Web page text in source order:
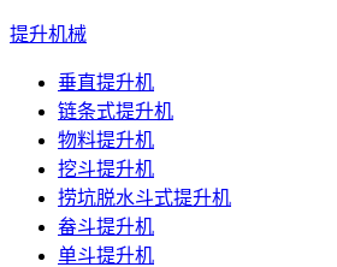
提升机械
垂直提升机
链条式提升机
物料提升机
挖斗提升机
捞坑脱水斗式提升机
畚斗提升机
单斗提升机